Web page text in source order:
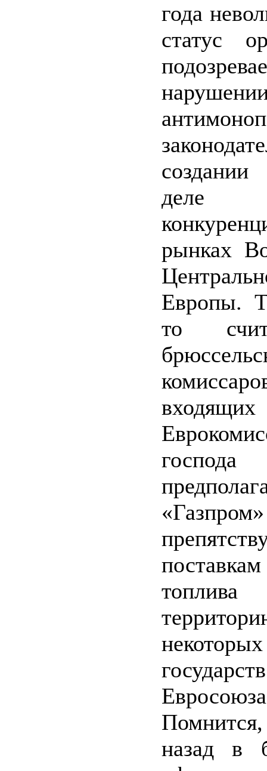
года
статус
деле
рынках
Европы.
то
некоторых
назад в